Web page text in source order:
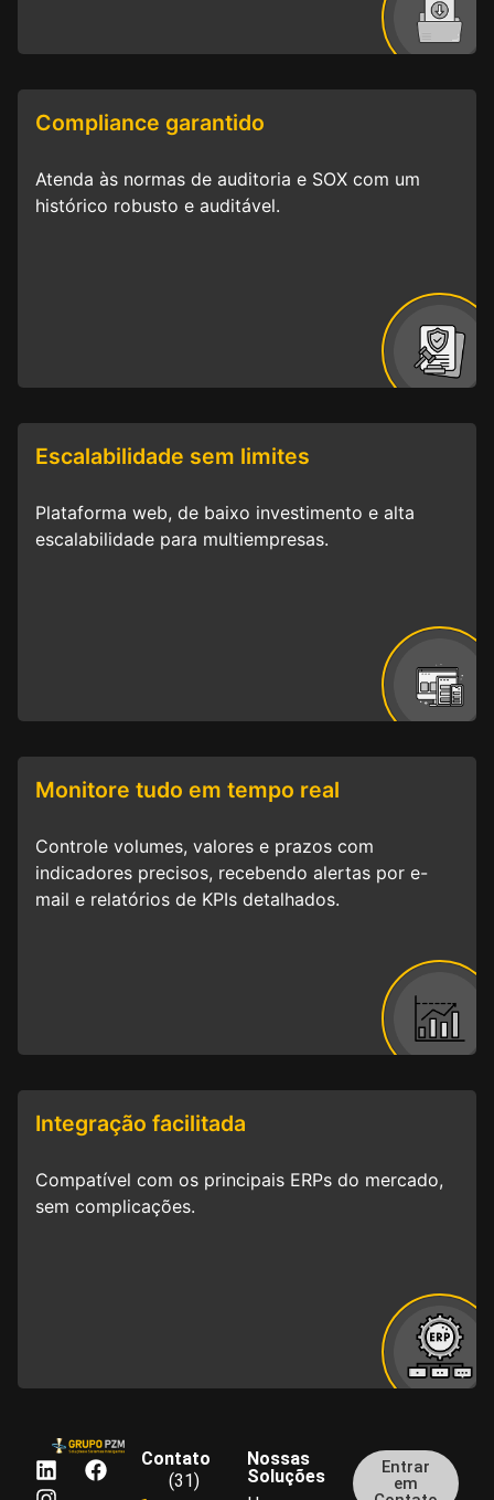
Compliance garantido
Atenda às normas de auditoria e SOX com um
histórico robusto e auditável.
Escalabilidade sem limites
Plataforma web, de baixo investimento e alta
escalabilidade para multiempresas.
Monitore tudo em tempo real
Controle volumes, valores e prazos com
indicadores precisos, recebendo alertas por e-
mail e relatórios de KPIs detalhados.
Integração facilitada
Compatível com os principais ERPs do mercado,
sem complicações.
Contato
(31)
Nossas
Soluções
Entrar
em